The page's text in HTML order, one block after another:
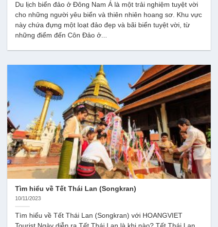
Du lịch biển đảo ở Đông Nam Á là một trải nghiệm tuyệt vời
cho những người yêu biển và thiên nhiên hoang sơ. Khu vực
này chứa đựng một loạt đảo đẹp và bãi biển tuyệt vời, từ
những điểm đến Côn Đảo ở...
Tìm hiểu về Tết Thái Lan (Songkran)
10/11/2023
Tìm hiểu về Tết Thái Lan (Songkran) với HOANGVIET